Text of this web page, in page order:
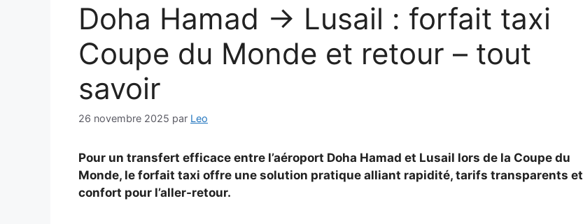
Doha Hamad → Lusail : forfait taxi
Coupe du Monde et retour – tout
savoir
26 novembre 2025 par Leo
Pour un transfert efficace entre l’aéroport Doha Hamad et Lusail lors de la Coupe du
Monde, le forfait taxi offre une solution pratique alliant rapidité, tarifs transparents et
confort pour l’aller-retour.